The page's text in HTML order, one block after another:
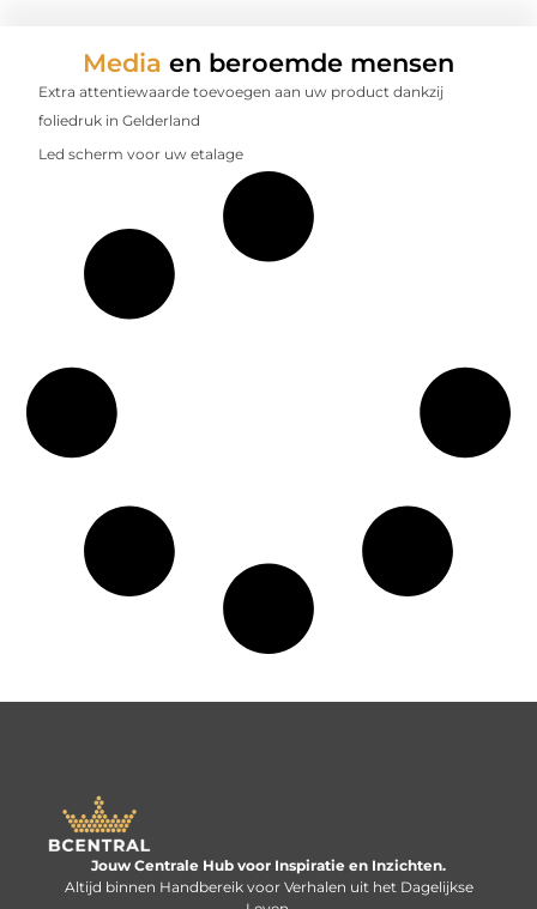
Media en beroemde mensen
Extra attentiewaarde toevoegen aan uw product dankzij
foliedruk in Gelderland
Led scherm voor uw etalage
Jouw Centrale Hub voor Inspiratie en Inzichten.
Altijd binnen Handbereik voor Verhalen uit het Dagelijkse